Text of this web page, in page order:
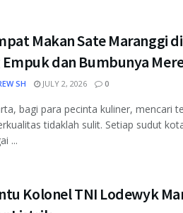
Makan Sate Maranggi
dan Bumbunya
SH JULY 2, 2026 0
bagi para pecinta kuliner, mencari
tidaklah sulit. Setiap sudut
...
Kolonel TNI Lodewyk